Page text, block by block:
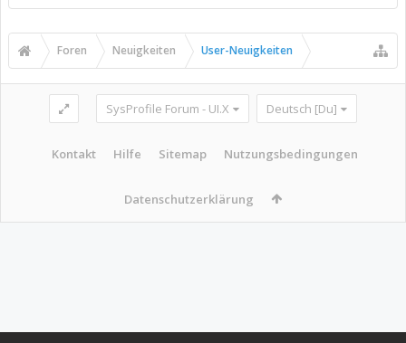
Foren Neuigkeiten User-Neuigkeiten
SysProfile Forum - UI.X Deutsch [Du]
Kontakt Hilfe Sitemap Nutzungsbedingungen
Datenschutzerklärung